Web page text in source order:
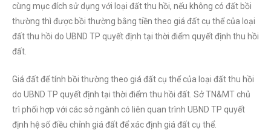
cùng mục đích sử dụng với loại đất thu hồi, nếu không có đất bồi
thường thì được bồi thường bằng tiền theo giá đất cụ thể của loại
đất thu hồi do UBND TP quyết định tại thời điểm quyết định thu hồi
đất.
Giá đất để tính bồi thường theo giá đất cụ thể của loại đất thu hồi
do UBND TP quyết định tại thời điểm thu hồi đất. Sở TN&MT chủ
trì phối hợp với các sở ngành có liên quan trình UBND TP quyết
định hệ số điều chỉnh giá đất để xác định giá đất cụ thể.